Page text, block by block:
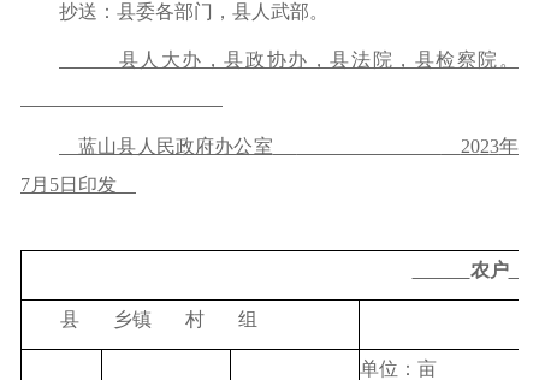
抄送：县委各部门，县人武部。
县人大办，县政协办，县法院，县检察院。
蓝山县人民政府办公室 2023年
7月 5日印发
农户
县 乡镇 村 组
单位：亩